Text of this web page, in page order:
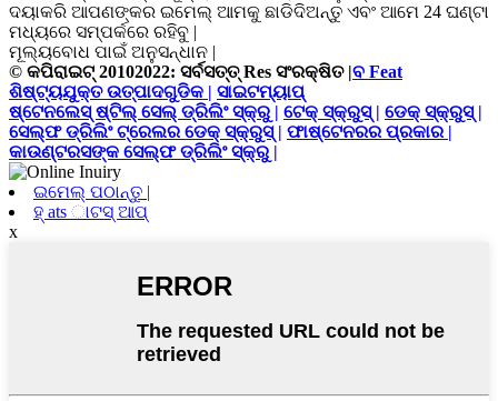
ଦୟାକରି ଆପଣଙ୍କର ଇମେଲ୍ ଆମକୁ ଛାଡିଦିଅନ୍ତୁ ଏବଂ ଆମେ 24 ଘଣ୍ଟା
ମଧ୍ୟରେ ସମ୍ପର୍କରେ ରହିବୁ |
ମୂଲ୍ୟବୋଧ ପାଇଁ ଅନୁସନ୍ଧାନ |
© କପିରାଇଟ୍ 20102022: ସର୍ବସତ୍ତ୍ Res ସଂରକ୍ଷିତ |ବ Feat
ଶିଷ୍ଟ୍ୟଯୁକ୍ତ ଉତ୍ପାଦଗୁଡିକ | ସାଇଟମ୍ୟାପ୍
ଷ୍ଟେନଲେସ୍ ଷ୍ଟିଲ୍ ସେଲ୍ ଡ୍ରିଲିଂ ସ୍କ୍ରୁ | ଟେକ୍ ସ୍କ୍ରୁସ୍ | ଡେକ୍ ସ୍କ୍ରୁସ୍ |
ସେଲ୍ଫ ଡ୍ରିଲିଂ ଟ୍ରେଲର ଡେକ୍ ସ୍କ୍ରୁସ୍ | ଫାଷ୍ଟେନରର ପ୍ରକାର |
କାଉଣ୍ଟରସଙ୍କ ସେଲ୍ଫ ଡ୍ରିଲିଂ ସ୍କ୍ରୁ |
ଇମେଲ୍ ପଠାନ୍ତୁ |
ହ୍ ats ାଟସ୍ ଆପ୍
x